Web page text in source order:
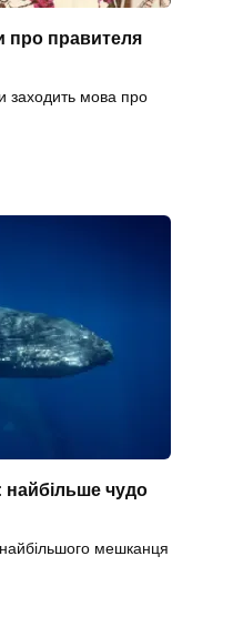
про правителя
заходить мова про
найбільше чудо
мешканця